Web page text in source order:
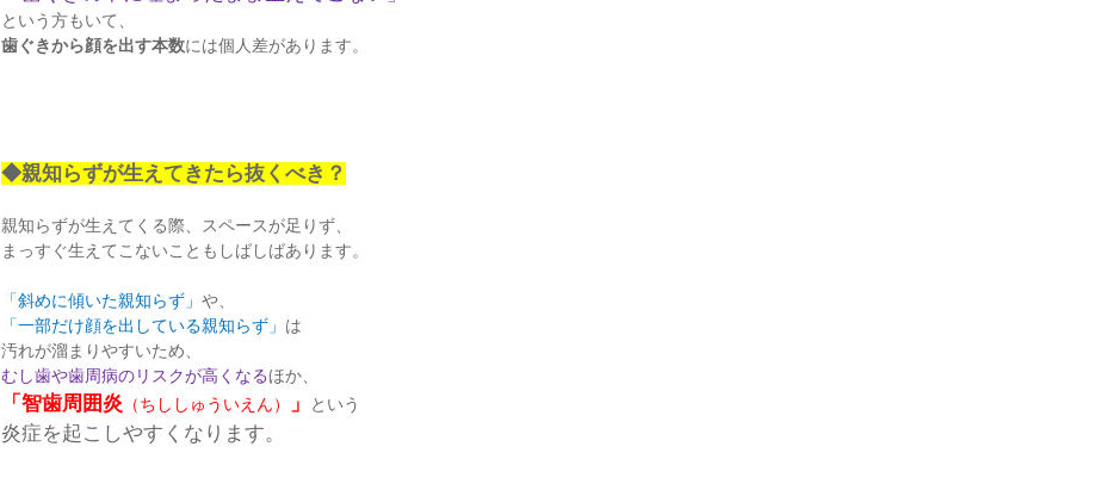
という方もいて、
歯ぐきから顔を出す本数には個人差があります。
◆親知らずが生えてきたら抜くべき？
親知らずが生えてくる際、スペースが足りず、
まっすぐ生えてこないこともしばしばあります。
「斜めに傾いた親知らず」 や、
「一部だけ顔を出している親知らず」 は
汚れが溜まりやすいため、
むし歯や歯周病のリスクが高くなるほか、
「智歯周囲炎 （ちししゅういえん） 」 という
炎症を起こしやすくなります。